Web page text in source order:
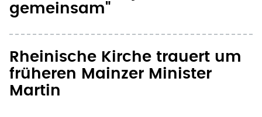
gemeinsam"
Rheinische Kirche trauert um
früheren Mainzer Minister
Martin